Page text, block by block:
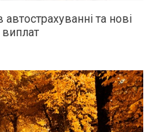
та нові